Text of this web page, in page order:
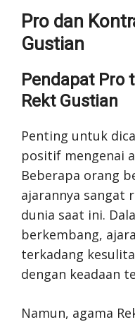
Pro dan
Gustian
Pendapat Pro
Rekt Gustian
Penting untuk
positif mengenai
Beberapa orang
ajarannya sangat
dunia saat ini.
berkembang,
terkadang
dengan keadaan
Namun, agama